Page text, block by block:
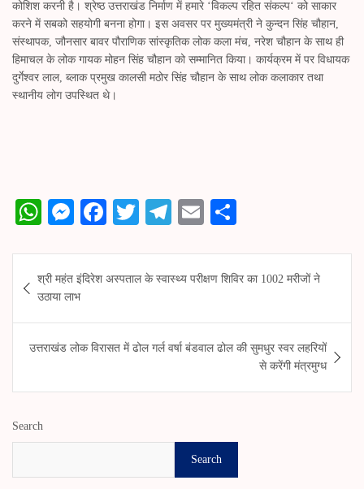
कोशिश करनी है। श्रेष्ठ उत्तराखंड निर्माण में हमारे ‘विकल्प रहित संकल्प‘ को साकार
करने में सबको सहयोगी बनना होगा। इस अवसर पर मुख्यमंत्री ने कुन्दन सिंह चौहान,
संस्थापक, जौनसार बावर पौराणिक सांस्कृतिक लोक कला मंच, नरेश चौहान के साथ ही
हिमाचल के लोक गायक मोहन सिंह चौहान को सम्मानित किया। कार्यक्रम में पर विधायक
दुर्गेश्वर लाल, ब्लाक प्रमुख कालसी मठोर सिंह चौहान के साथ लोक कलाकार तथा
स्थानीय लोग उपस्थित थे।
W
ts
A
pp
M
se
ng
er
Fa
bo
ok
T
tte
r
Te
gr
a
m
E
ail re
navigation
श्री महंत इंदिरेश अस्पताल के स्वास्थ्य परीक्षण शिविर का 1002 मरीजों ने
उठाया लाभ
उत्तराखंड लोक विरासत में ढोल गर्ल वर्षा बंडवाल ढोल की सुमधुर स्वर लहरियों
से करेंगी मंत्रमुग्ध
Search
Search